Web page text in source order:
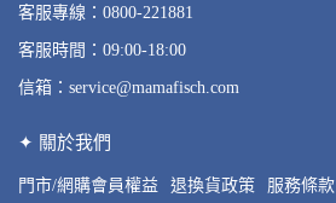
客服專線：0800-221881
客服時間：09:00-18:00
信箱：service@mamafisch.com
✦ 關於我們
門市/網購會員權益 退換貨政策 服務條款